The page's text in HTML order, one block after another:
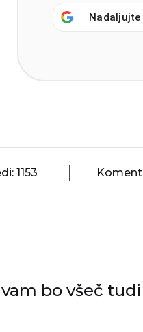
Nadaljujte
1153
bo všeč tudi